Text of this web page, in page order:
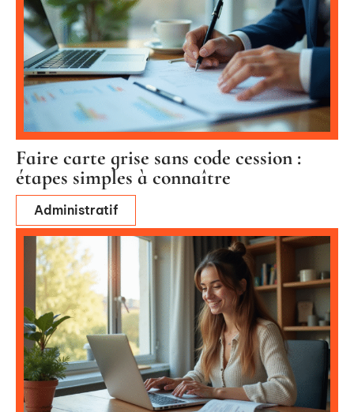
Faire carte grise sans code cession :
étapes simples à connaître
Administratif